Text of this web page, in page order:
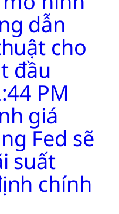
dẫn
cho
đầu
PM
giá
Fed sẽ
suất
chính